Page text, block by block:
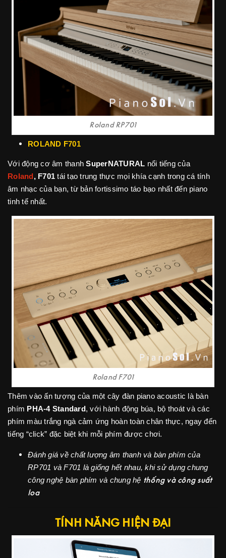
Roland RP701
ROLAND F701
Với động cơ âm thanhSuperNATURAL nổi tiếng của
Roland, F701 tái tạo trung thực mọi khía cạnh trong cá tính
âm nhạc của bạn, từ bản fortissimo táo bạo nhất đến piano
tinh tế nhất.
Roland F701
Thêm vào ấn tượng của một cây đàn piano acoustic là bàn
phím PHA-4 Standard, với hành động búa, bộ thoát và các
phím màu trắng ngà cảm ứng hoàn toàn chân thực, ngay đến
tiếng “click” đặc biệt khi mỗi phím được chơi.
Đánh giá về chất lượng âm thanh và bàn phím của
RP701 và F701 là giống hết nhau, khi sử dụng chung
công nghệ bàn phím và chung hệ thống và công suất
loa
TÍNH NĂNG HIỆN ĐẠI